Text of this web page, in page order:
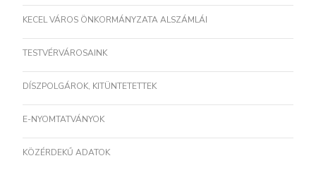
KECEL VÁROS ÖNKORMÁNYZATA ALSZÁMLÁI
TESTVÉRVÁROSAINK
DÍSZPOLGÁROK, KITÜNTETETTEK
E-NYOMTATVÁNYOK
KÖZÉRDEKŰ ADATOK